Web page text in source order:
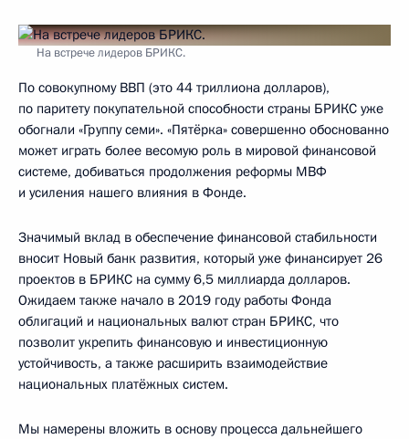
На встрече лидеров БРИКС.
По совокупному ВВП (это 44 триллиона долларов),
по паритету покупательной способности страны БРИКС уже
обогнали «Группу семи». «Пятёрка» совершенно обоснованно
может играть более весомую роль в мировой финансовой
системе, добиваться продолжения реформы МВФ
и усиления нашего влияния в Фонде.
Значимый вклад в обеспечение финансовой стабильности
вносит Новый банк развития, который уже финансирует 26
проектов в БРИКС на сумму 6,5 миллиарда долларов.
Ожидаем также начало в 2019 году работы Фонда
облигаций и национальных валют стран БРИКС, что
позволит укрепить финансовую и инвестиционную
устойчивость, а также расширить взаимодействие
национальных платёжных систем.
Мы намерены вложить в основу процесса дальнейшего